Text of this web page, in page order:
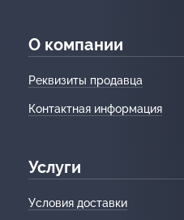
О компании
Реквизиты продавца
Контактная информация
Услуги
Условия доставки